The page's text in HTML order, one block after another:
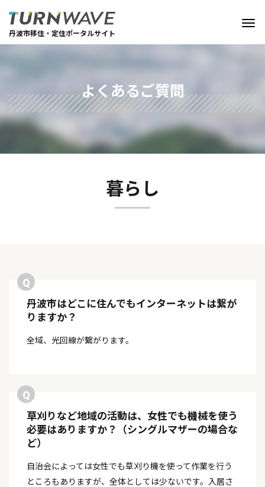
丹波市移住・定住ポータルサイト
よくあるご質問
暮らし
丹波市はどこに住んでもインターネットは繋が
りますか？
全域、光回線が繋がります。
草刈りなど地域の活動は、女性でも機械を使う
必要はありますか？（シングルマザーの場合な
ど）
自治会によっては女性でも草刈り機を使って作業を行う
ところもありますが、全体としては少ないです。入居さ